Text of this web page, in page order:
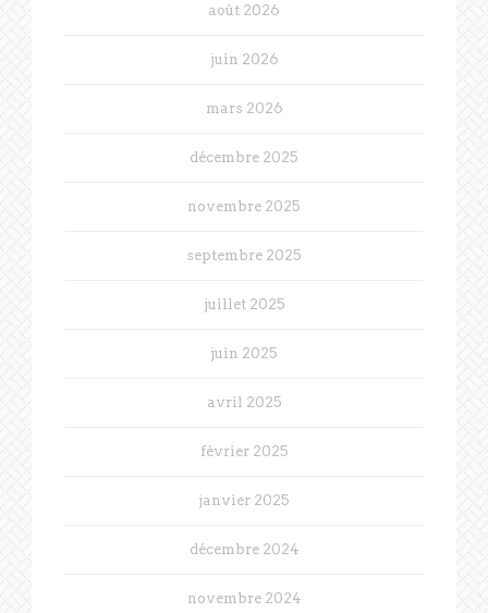
août 2026
juin 2026
mars 2026
décembre 2025
novembre 2025
septembre 2025
juillet 2025
juin 2025
avril 2025
février 2025
janvier 2025
décembre 2024
novembre 2024